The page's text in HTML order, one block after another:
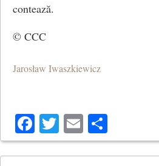
contează.
© CCC
Jarosław Iwaszkiewicz
Facebook
Twitter
Email